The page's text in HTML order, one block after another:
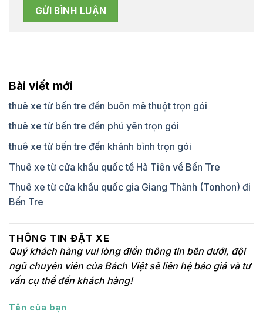
Bài viết mới
thuê xe từ bến tre đến buôn mê thuột trọn gói
thuê xe từ bến tre đến phú yên trọn gói
thuê xe từ bến tre đến khánh bình trọn gói
Thuê xe từ cửa khẩu quốc tế Hà Tiên về Bến Tre
Thuê xe từ cửa khẩu quốc gia Giang Thành (Tonhon) đi
Bến Tre
THÔNG TIN ĐẶT XE
Quý khách hàng vui lòng điền thông tin bên dưới, đội
ngũ chuyên viên của Bách Việt sẽ liên hệ báo giá và tư
vấn cụ thể đến khách hàng!
Tên của bạn